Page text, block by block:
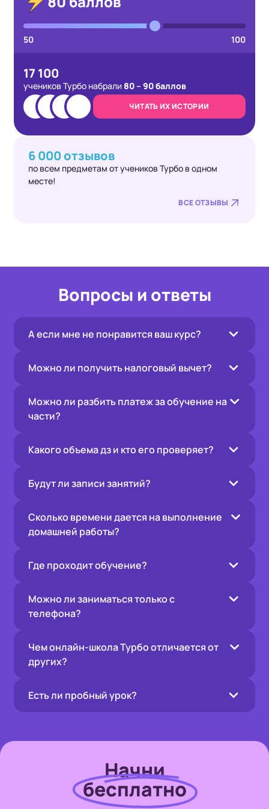
Турбо многое: система достижений,
удобная отработка тем и прогноз баллов. У
меня в конце мая он составлял 83 балла, я
больше. В итоге получила 91.
Прогноз особенно рабочим был на
протяжении учебного года, потому что и
школьные, и Турбо пробники у меня с ним
совпадали.
50 100
17 100
учеников Турбо набрали 80–90баллов
ЧИТАТЬ ИХ ИСТОРИИ
6 000 отзывов
по всем предметам от учеников Турбо в одном
месте!
ВСЕ ОТЗЫВЫ
Вопросы и ответы
А если мне не понравится ваш курс?
Можно ли получить налоговый вычет?
Можно ли разбить платеж за обучение на
части?
Какого объема дз и кто его проверяет?
Будут ли записи занятий?
Сколько времени дается на выполнение
домашней работы?
Где проходит обучение?
Можно ли заниматься только с
телефона?
Чем онлайн-школа Турбо отличается от
других?
Есть ли пробный урок?
Начни
бесплатно